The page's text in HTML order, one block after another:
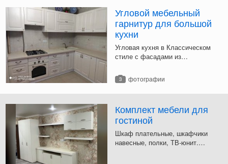
Угловой мебельный
гарнитур для большой
кухни
Угловая кухня в Классическом
стиле с фасадами из
пленочным покрытием. Гарнитур
оборудован встроенной варочной
3 фотографии
Комплект мебели для
гостиной
Шкаф плательные, шкафчики
навесные, полки, ТВ-юнит.